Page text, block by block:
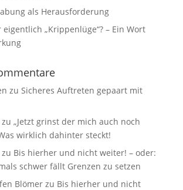
als Herausforderung
„Krippenlüge“? – Ein Wort
zu Sicheres Auftreten gepaart mit
„Jetzt grinst der mich auch noch
wirklich dahinter steckt!
Bis hierher und nicht weiter! – oder:
schwer fällt Grenzen zu setzen
Blömerzu Bis hierher und nicht